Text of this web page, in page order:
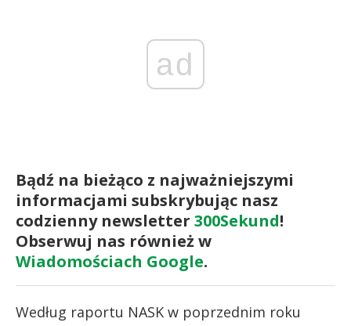
ad
Bądź na bieżąco z najważniejszymi
informacjami subskrybując nasz
codzienny newsletter 300Sekund!
Obserwuj nas również w
Wiadomościach Google.
Według raportu NASK w poprzednim roku